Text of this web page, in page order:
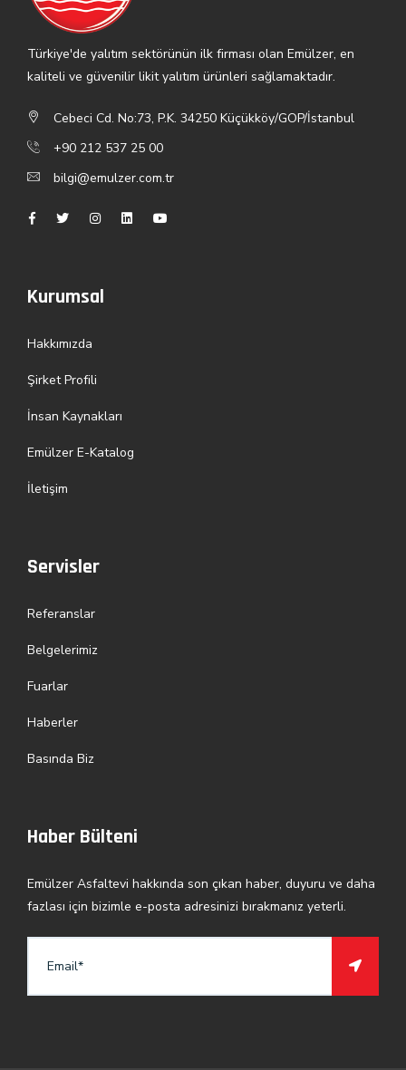
Türkiye'de yalıtım sektörünün ilk firması olan Emülzer, en
kaliteli ve güvenilir likit yalıtım ürünleri sağlamaktadır.
Cebeci Cd. No:73, P.K. 34250 Küçükköy/GOP/İstanbul
+90 212 537 25 00
bilgi@emulzer.com.tr
Kurumsal
Hakkımızda
Şirket Profili
İnsan Kaynakları
Emülzer E-Katalog
İletişim
Servisler
Referanslar
Belgelerimiz
Fuarlar
Haberler
Basında Biz
Haber Bülteni
Emülzer Asfaltevi hakkında son çıkan haber, duyuru ve daha
fazlası için bizimle e-posta adresinizi bırakmanız yeterli.